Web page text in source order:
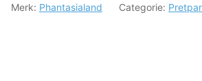
Merk: Phantasialand Categorie: